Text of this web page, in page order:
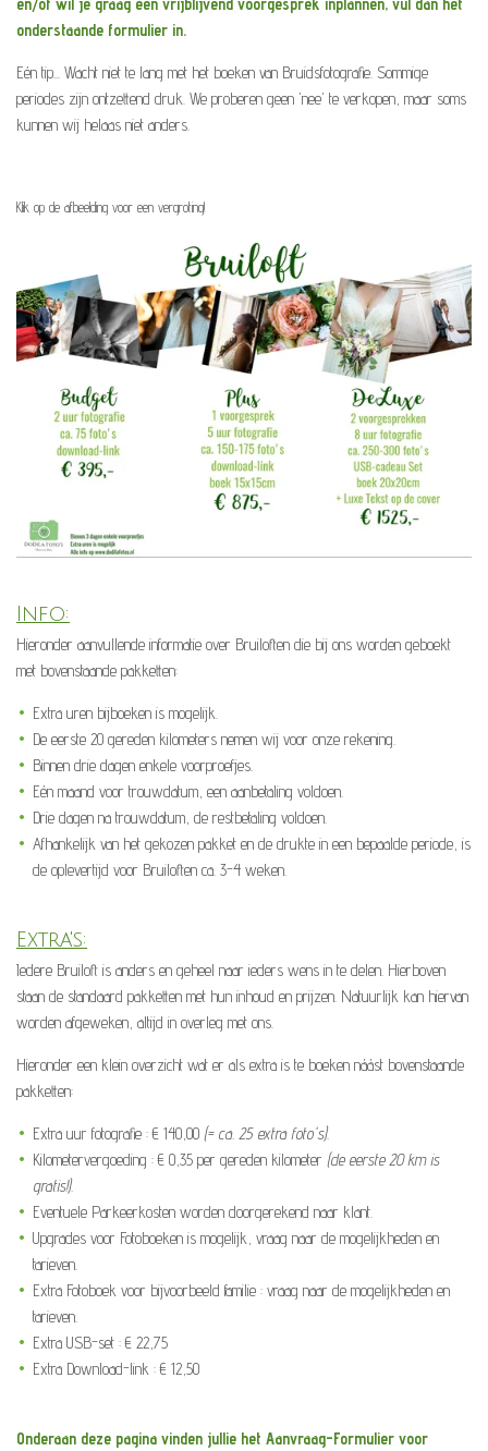
en/of wil je graag een vrijblijvend voorgesprek inplannen, vul dan het
onderstaande formulier in.
Eén tip... Wacht niet te lang met het boeken van Bruidsfotografie. Sommige
periodes zijn ontzettend druk. We proberen geen 'nee' te verkopen, maar soms
kunnen wij helaas niet anders.
Klik op de afbeelding voor een vergroting!
Info:
Hieronder aanvullende informatie over Bruiloften die bij ons worden geboekt
met bovenstaande pakketten:
Extra uren bijboeken is mogelijk.
De eerste 20 gereden kilometers nemen wij voor onze rekening.
Binnen drie dagen enkele voorproefjes.
Eén maand voor trouwdatum, een aanbetaling voldoen.
Drie dagen na trouwdatum, de restbetaling voldoen.
Afhankelijk van het gekozen pakket en de drukte in een bepaalde periode, is
de oplevertijd voor Bruiloften ca. 3-4 weken.
Extra's:
Iedere Bruiloft is anders en geheel naar ieders wens in te delen. Hierboven
staan de standaard pakketten met hun inhoud en prijzen. Natuurlijk kan hiervan
worden afgeweken, altijd in overleg met ons.
Hieronder een klein overzicht wat er als extra is te boeken náást bovenstaande
pakketten:
Extra uur fotografie : € 140,00 (= ca. 25 extra foto's).
Kilometervergoeding : € 0,35 per gereden kilometer (de eerste 20 km is
gratis!).
Eventuele Parkeerkosten worden doorgerekend naar klant.
Upgrades voor Fotoboeken is mogelijk, vraag naar de mogelijkheden en
tarieven.
Extra Fotoboek voor bijvoorbeeld familie : vraag naar de mogelijkheden en
tarieven.
Extra USB-set : € 22,75
Extra Download-link : € 12,50
Onderaan deze pagina vinden jullie het Aanvraag-Formulier voor